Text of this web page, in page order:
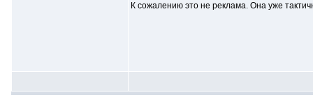
К сожалению это не реклама. Она уже